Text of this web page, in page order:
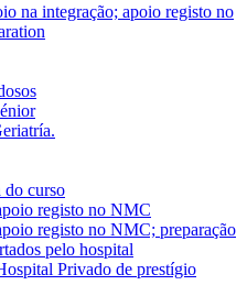
na integração; apoio registo no
do curso
registo no NMC
registo no NMC; preparação
pelo hospital
Privado de prestígio